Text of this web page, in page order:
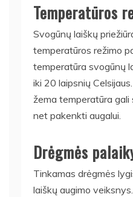
Temperatūros
Svogūnų laiškų
temperatūros režimo
temperatūra svogūnų
iki 20 laipsnių
žema temperatūra
net pakenkti augalui.
Drėgmės
Tinkamas drėgmės
laiškų augimo